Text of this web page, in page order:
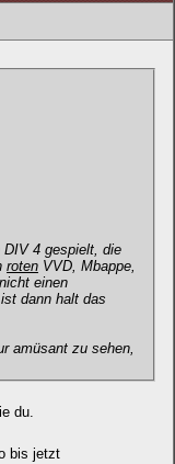
DIV 4 gespielt, die
roten VVD, Mbappe,
einen
dann halt das
amüsant zu sehen,
du.
bis jetzt